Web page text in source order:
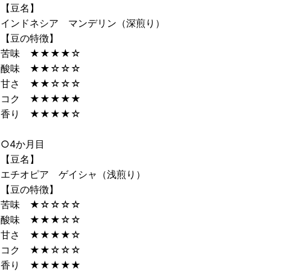
【豆名】
インドネシア マンデリン（深煎り）
【豆の特徴】
苦味 ★★★★☆
酸味 ★★☆☆☆
甘さ ★★☆☆☆
コク ★★★★★
香り ★★★★☆
○4か月目
【豆名】
エチオピア ゲイシャ（浅煎り）
【豆の特徴】
苦味 ★☆☆☆☆
酸味 ★★★☆☆
甘さ ★★★★☆
コク ★★☆☆☆
香り ★★★★★